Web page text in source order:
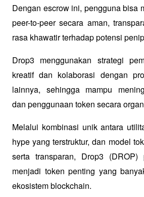
Dengan escrow ini, pengguna bisa
peer-to-peer secara aman,
rasa khawatir terhadap potensi
Drop3 menggunakan strategi
kreatif dan kolaborasi dengan
lainnya, sehingga mampu
dan penggunaan token secara
Melalui kombinasi unik antara
hype yang terstruktur, dan model
serta transparan, Drop3
menjadi token penting yang
ekosistem blockchain.